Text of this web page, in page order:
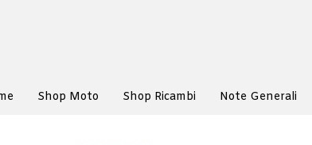
Shop Moto Shop Ricambi Note Generali